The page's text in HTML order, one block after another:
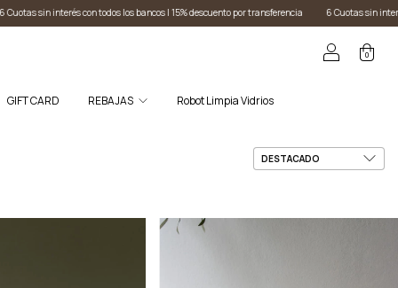
por transferencia 6 Cuotas sin interés con todos los bancos I 15% descuento por
0
GIFT CARD REBAJAS Robot Limpia Vidrios